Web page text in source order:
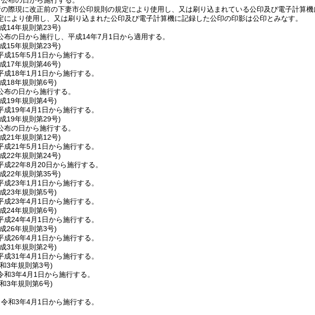
際現に改正前の下妻市公印規則の規定により使用し、又は刷り込まれている公印及び電子計算
により使用し、又は刷り込まれた公印及び電子計算機に記録した公印の印影は公印とみなす。
14年規則第23号)
布の日から施行し、平成14年7月1日から適用する。
15年規則第23号)
成15年5月1日から施行する。
17年規則第46号)
成18年1月1日から施行する。
18年規則第6号)
布の日から施行する。
19年規則第4号)
成19年4月1日から施行する。
19年規則第29号)
布の日から施行する。
21年規則第12号)
成21年5月1日から施行する。
22年規則第24号)
成22年8月20日から施行する。
22年規則第35号)
成23年1月1日から施行する。
23年規則第5号)
成23年4月1日から施行する。
24年規則第6号)
成24年4月1日から施行する。
26年規則第3号)
成26年4月1日から施行する。
31年規則第2号)
成31年4月1日から施行する。
3年規則第3号)
和3年4月1日から施行する。
3年規則第6号)
和3年4月1日から施行する。